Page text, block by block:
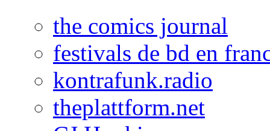
the comics journal
festivals de bd en
kontrafunk.radio
theplattform.net